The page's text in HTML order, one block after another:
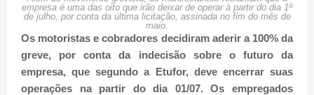
empresa é uma das oito que irão deixar de operar à partir do dia 1º
de julho, por conta da última licitação, assinada no fim do mês de
maio.
Os motoristas e cobradores decidiram aderir a 100% da
greve, por conta da indecisão sobre o futuro da
empresa, que segundo a Etufor, deve encerrar suas
operações na partir do dia 01/07. Os empregados